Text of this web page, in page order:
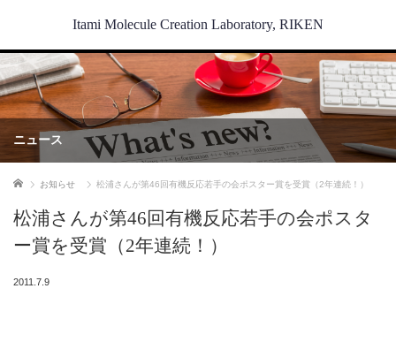
Itami Molecule Creation Laboratory, RIKEN
ニュース
ホーム お知らせ 松浦さんが第46回有機反応若手の会ポスター賞を受賞（2年連続！）
松浦さんが第46回有機反応若手の会ポスタ
ー賞を受賞（2年連続！）
2011.7.9